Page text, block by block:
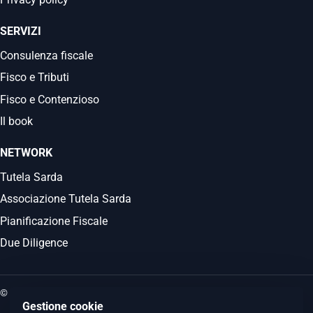
SERVIZI
Consulenza fiscale
Fisco e Tributi
Fisco e Contenzioso
Il book
NETWORK
Tutela Sarda
Associazione Tutela Sarda
Pianificazione Fiscale
Due Diligence
© 2026 Commercialista.it
Gestione cookie